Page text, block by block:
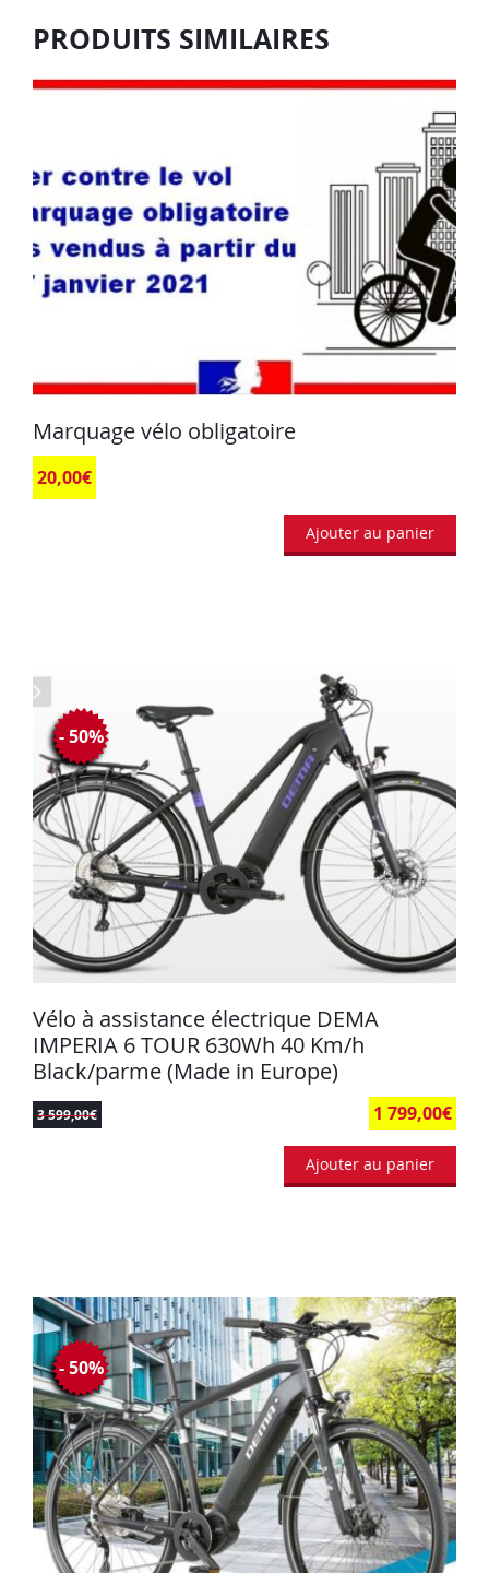
PRODUITS SIMILAIRES
Marquage vélo obligatoire
20,00€
Ajouter au panier
Vélo à assistance électrique DEMA
IMPERIA 6 TOUR 630Wh 40 Km/h
Black/parme (Made in Europe)
3 599,00€ 1 799,00€
- 50%
Ajouter au panier
- 50%